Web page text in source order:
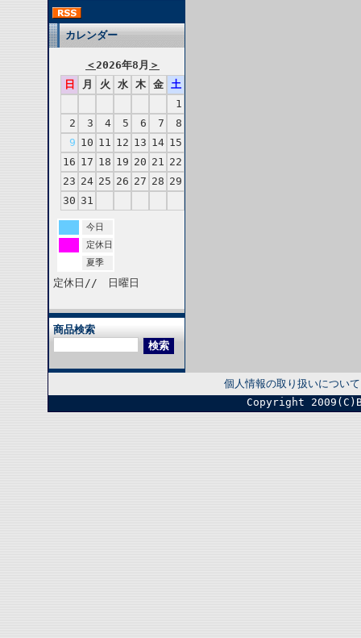
カレンダー
＜2026年8月 ＞
日
月 火 水 木 金
土
1
2
3 4 5 6 7
8
9 10 11 12 13 14 15
16 17 18 19 20 21 22
23 24 25 26 27 28 29
30 31
今日
定休日
夏季
定休日// 日曜日
商品検索
個人情報の取り扱いについて
Copyright